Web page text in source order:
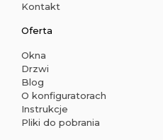
Kontakt
Oferta
Okna
Drzwi
Blog
O konfiguratorach
Instrukcje
Pliki do pobrania